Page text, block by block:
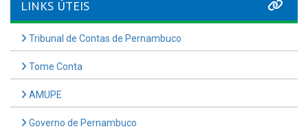
LINKS ÚTEIS
Tribunal de Contas de Pernambuco
Tome Conta
AMUPE
Governo de Pernambuco